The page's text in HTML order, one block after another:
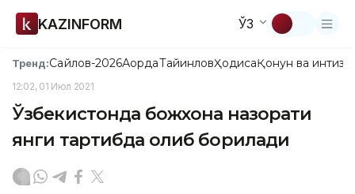
KAZINFORM ЎЗ
Тренд:Сайлов-2026АқордаТайинловҲодисаҚонун ва
12:02, 01 Июл 2021
Ўзбекистонда божхона назорати
янги тартибда олиб борилади